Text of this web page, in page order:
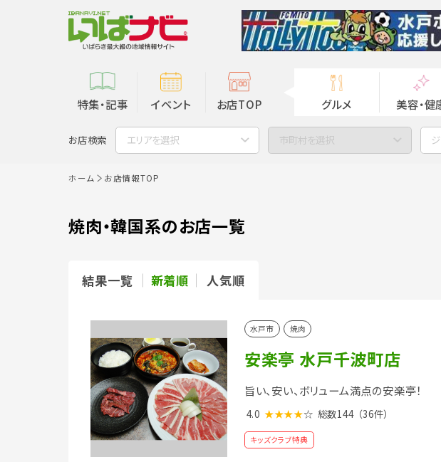
特集・記事 イベント お店TOP グルメ 美容・健
お店検索 エリアを選択 市町村を選択
ホーム お店情報TOP
焼肉・韓国系のお店一覧
結果一覧 新着順 人気順
水戸市 焼肉
安楽亭 水戸千波町店
旨い、安い、ボリューム満点の安楽亭！
4.0 ★★★★☆ 総数144 （36件）
キッズクラブ特典